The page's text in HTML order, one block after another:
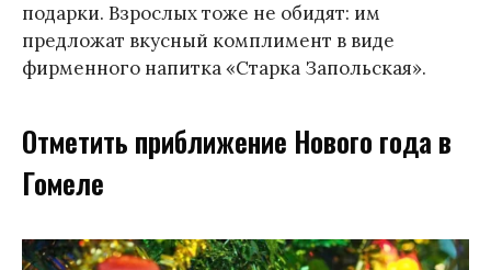
подарки. Взрослых тоже не обидят: им
предложат вкусный комплимент в виде
фирменного напитка «Старка Запольская».
Отметить приближение Нового года в
Гомеле